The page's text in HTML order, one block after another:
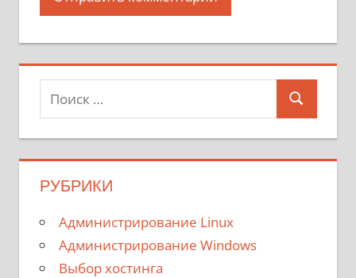
Поиск
для:
Поиск
РУБРИКИ
Администрирование Linux
Администрирование Windows
Выбор хостинга